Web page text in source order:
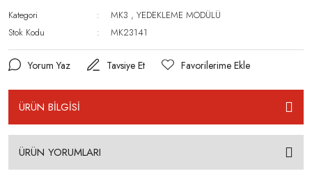
Kategori MK3 ,YEDEKLEME MODÜLÜ
Stok Kodu
MK23141
Yorum Yaz Tavsiye Et
ÜRÜN BİLGİSİ
ÜRÜN YORUMLARI